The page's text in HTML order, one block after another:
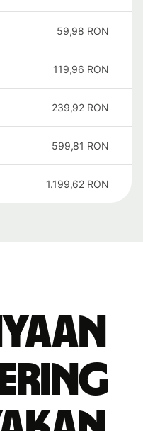
59,98 RON
119,96 RON
239,92 RON
599,81 RON
1.199,62 RON